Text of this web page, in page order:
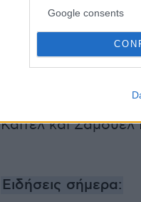
Google consents
Το παρών στην
του ηθοποιού,
Καϊτέλ και
Ειδήσεις σήμερα: